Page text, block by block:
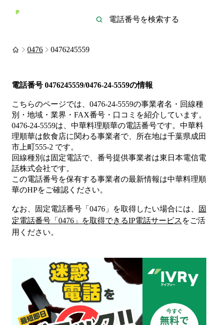
0476 0476245559
電話番号 0476245559/0476-24-5559の情報
こちらのページでは、 0476-24-5559の事業者名・回線種
別・地域・業界・FAX番号・口コミを紹介しています。
0476-24-5559は、 中華料理順華の電話番号です。 中華料
理順華は飲食店に関わる事業者で、所在地は千葉県成田
市上町555-2 です。
回線種別は固定電話で、番号提供事業者は東日本電信電
話株式会社です。
この電話番号を保有する事業者の最新情報は中華料理順
華のHPをご確認ください。
なお、固定電話番号「 0476 」を取得したい場合には、
固
定電話番号「 0476 」を取得できるIP電話サービス をご活
用ください。